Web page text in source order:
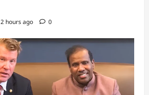
2 hours ago 0